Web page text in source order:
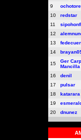
9
10
redstar
11
12
13
14
15
Ger Carp
Mancilla
16 denil
17
pulsar
18
katarara
19
20
dnunez